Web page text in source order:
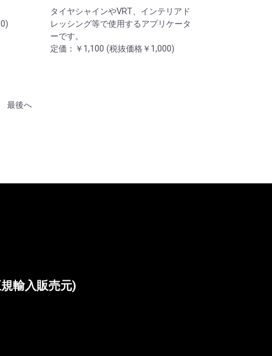
タイヤシャインやVRT、インテリアド
レッシング等で使用するアプリケータ
ーです。
定価：￥1,100 (税抜価格￥1,000)
最後へ
輸入販売元)